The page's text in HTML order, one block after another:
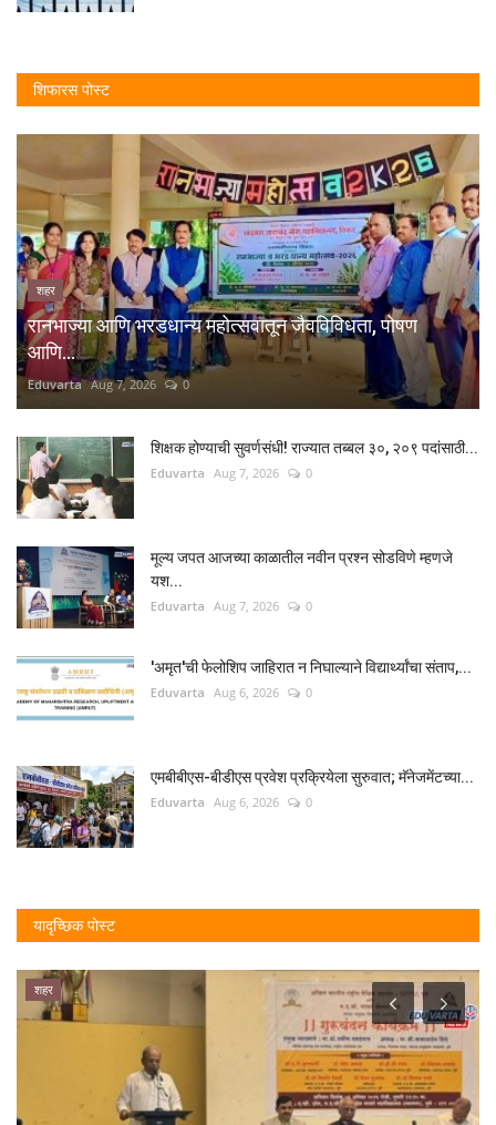
शिफारस पोस्ट
शहर
रानभाज्या आणि भरडधान्य महोत्सवातून जैवविविधता, पोषण
आणि...
Eduvarta Aug 7, 2026 0
शिक्षक होण्याची सुवर्णसंधी! राज्यात तब्बल ३०, २०९ पदांसाठी...
Eduvarta Aug 7, 2026 0
मूल्य जपत आजच्या काळातील नवीन प्रश्न सोडविणे म्हणजे
यश...
Eduvarta Aug 7, 2026 0
'अमृत'ची फेलोशिप जाहिरात न निघाल्याने विद्यार्थ्यांचा संताप,...
Eduvarta Aug 6, 2026 0
एमबीबीएस-बीडीएस प्रवेश प्रक्रियेला सुरुवात; मॅनेजमेंटच्या...
Eduvarta Aug 6, 2026 0
यादृच्छिक पोस्ट
क्रीडा